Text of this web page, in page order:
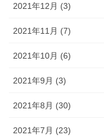
2021年12月 (3)
2021年11月 (7)
2021年10月 (6)
2021年9月 (3)
2021年8月 (30)
2021年7月 (23)